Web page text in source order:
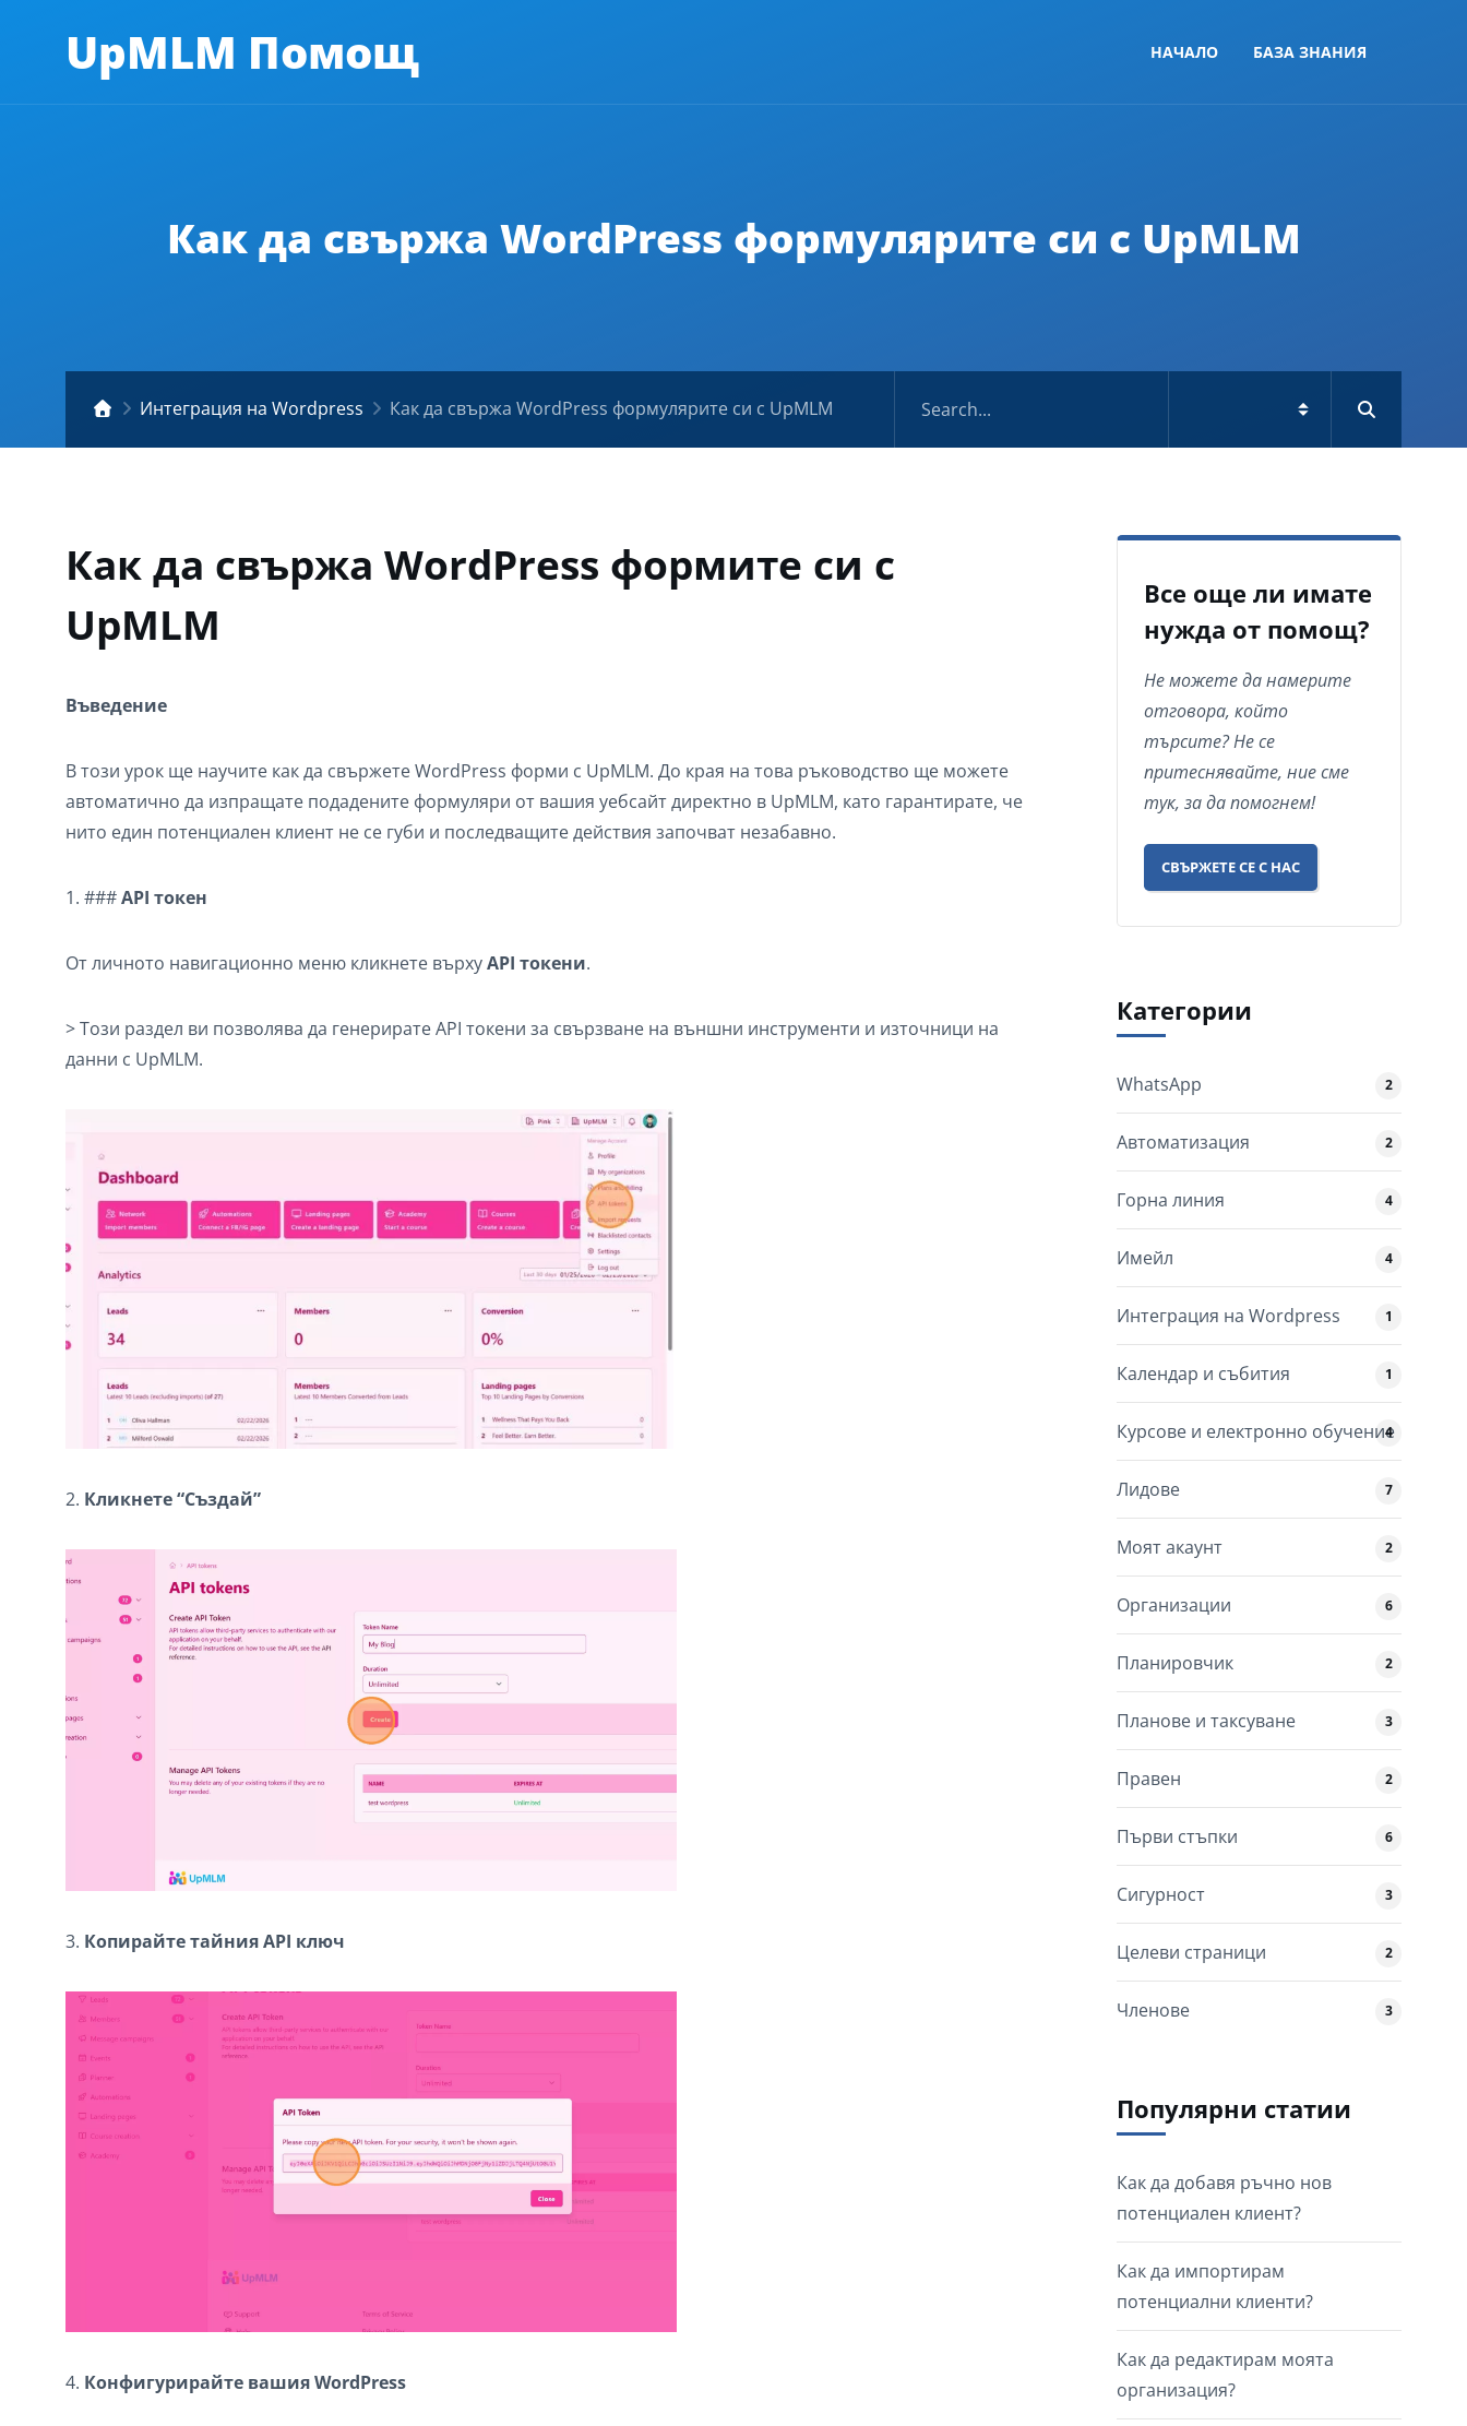
UpMLM Помощ НАЧАЛО БАЗА ЗНАНИЯ
Как да свържа WordPress формулярите си с UpMLM
Интеграция на Wordpress Как да свържа WordPress формулярите си с UpMLM
Как да свържа WordPress формите си с
UpMLM
Въведение
В този урок ще научите как да свържете WordPress форми с UpMLM. До края на това ръководство ще можете
автоматично да изпращате подадените формуляри от вашия уебсайт директно в UpMLM, като гарантирате, че
нито един потенциален клиент не се губи и последващите действия започват незабавно.
1. ###API токен
От личното навигационно меню кликнете върхуAPI токени.
> Този раздел ви позволява да генерирате API токени за свързване на външни инструменти и източници на
данни с UpMLM.
2. Кликнете “Създай”
3. Копирайте тайния API ключ
4. Конфигурирайте вашия WordPress
Все още ли имате
нужда от помощ?
Не можете да намерите
отговора, който
търсите? Не се
притеснявайте, ние сме
тук, за да помогнем!
СВЪРЖЕТЕ СЕ С НАС
Категории
WhatsApp 2
Автоматизация 2
Горна линия 4
Имейл 4
Интеграция на Wordpress 1
Календар и събития 1
Курсове и електронно обучение
4
Лидове 7
Моят акаунт 2
Организации 6
Планировчик 2
Планове и таксуване 3
Правен 2
Първи стъпки 6
Сигурност 3
Целеви страници 2
Членове 3
Популярни статии
Как да добавя ръчно нов
потенциален клиент?
Как да импортирам
потенциални клиенти?
Как да редактирам моята
организация?